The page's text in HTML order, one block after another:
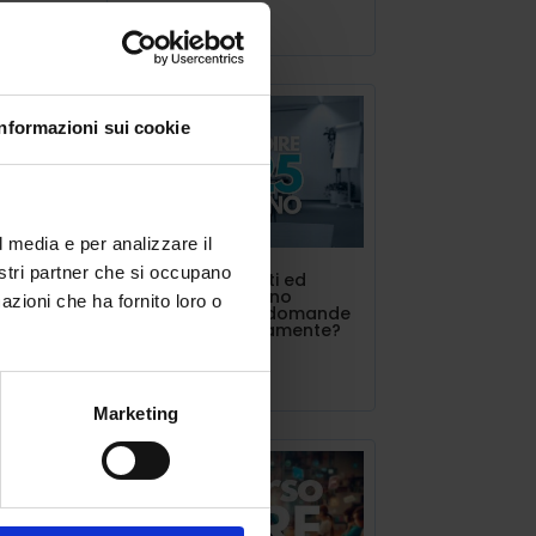
sui cookie
e per analizzare il
partner che si occupano
che ha fornito loro o
Marketing
e
Lug 11, 2025
INDIRE triennalisti ed
estero. Si possono
presentare più domande
contemporaneamente?
Lug 10, 2025